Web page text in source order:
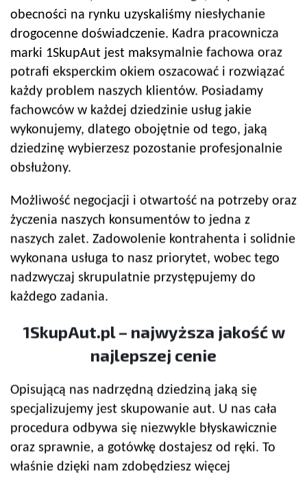
obecności na rynku uzyskaliśmy niesłychanie
drogocenne doświadczenie. Kadra pracownicza
marki 1SkupAut jest maksymalnie fachowa oraz
potrafi eksperckim okiem oszacować i rozwiązać
każdy problem naszych klientów. Posiadamy
fachowców w każdej dziedzinie usług jakie
wykonujemy, dlatego obojętnie od tego, jaką
dziedzinę wybierzesz pozostanie profesjonalnie
obsłużony.
Możliwość negocjacji i otwartość na potrzeby oraz
życzenia naszych konsumentów to jedna z
naszych zalet. Zadowolenie kontrahenta i solidnie
wykonana usługa to nasz priorytet, wobec tego
nadzwyczaj skrupulatnie przystępujemy do
każdego zadania.
1SkupAut.pl – najwyższa jakość w
najlepszej cenie
Opisującą nas nadrzędną dziedziną jaką się
specjalizujemy jest skupowanie aut. U nas cała
procedura odbywa się niezwykle błyskawicznie
oraz sprawnie, a gotówkę dostajesz od ręki. To
właśnie dzięki nam zdobędziesz więcej